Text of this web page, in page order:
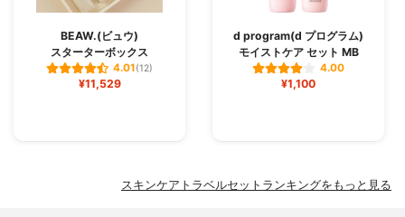
BEAW.(ビュウ)
スターターボックス
4.01(12)
¥11,529
d program(d プログラム)
モイストケア セット MB
4.00
¥1,100
スキンケアトラベルセットランキングをもっと見る